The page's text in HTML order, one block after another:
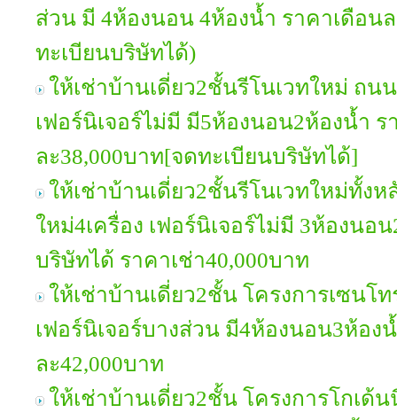
ส่วน มี 4ห้องนอน 4ห้องน้ำ ราคาเดือน
ทะเบียนบริษัทได้)
ให้เช่าบ้านเดี่ยว2ชั้นรีโนเวทใหม่ ถน
เฟอร์นิเจอร์ไม่มี มี5ห้องนอน2ห้องน้ำ ร
ละ38,000บาท[จดทะเบียนบริษัทได้]
ให้เช่าบ้านเดี่ยว2ชั้นรีโนเวทใหม่ทั้ง
ใหม่4เครื่อง เฟอร์นิเจอร์ไม่มี 3ห้องนอ
บริษัทได้ ราคาเช่า40,000บาท
ให้เช่าบ้านเดี่ยว2ชั้น โครงการเซนโ
เฟอร์นิเจอร์บางส่วน มี4ห้องนอน3ห้อง
ละ42,000บาท
ให้เช่าบ้านเดี่ยว2ชั้น โครงการโกเด้